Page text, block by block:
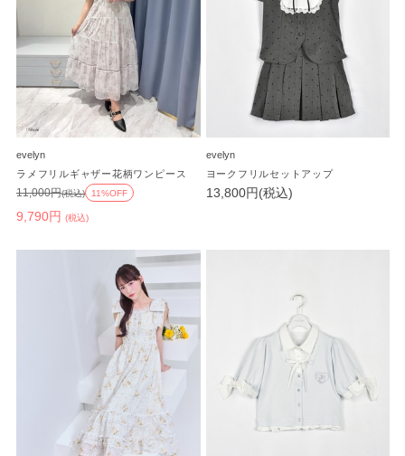
evelyn
ラメフリルギャザー花柄ワンピース
9,790円 (税込)
11,000円(税込) 11%OFF
evelyn
ヨークフリルセットアップ
13,800円(税込)